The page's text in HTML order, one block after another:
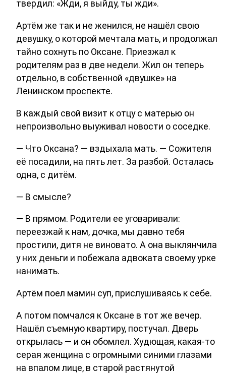
твердил: «Жди, я выйду, ты жди».
Артём же так и не женился, не нашёл свою
девушку, о которой мечтала мать, и продолжал
тайно сохнуть по Оксане. Приезжал к
родителям раз в две недели. Жил он теперь
отдельно, в собственной «двушке» на
Ленинском проспекте.
В каждый свой визит к отцу с матерью он
непроизвольно выуживал новости о соседке.
— Что Оксана? — вздыхала мать. — Сожителя
её посадили, на пять лет. За разбой. Осталась
одна, с дитём.
— В смысле?
— В прямом. Родители ее уговаривали:
переезжай к нам, дочка, мы давно тебя
простили, дитя не виновато. А она выклянчила
у них деньги и побежала адвоката своему урке
нанимать.
Артём поел мамин суп, прислушиваясь к себе.
А потом помчался к Оксане в тот же вечер.
Нашёл съемную квартиру, постучал. Дверь
открылась — и он обомлел. Худющая, какая-то
серая женщина с огромными синими глазами
на впалом лице, в старой растянутой